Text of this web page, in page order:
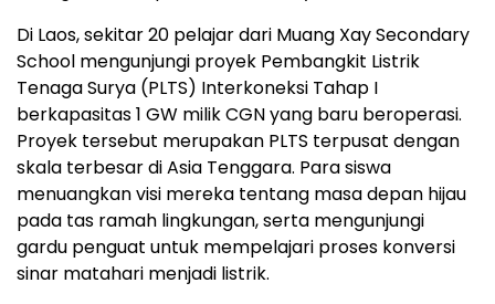
Di Laos, sekitar 20 pelajar dari Muang Xay Secondary
School mengunjungi proyek Pembangkit Listrik
Tenaga Surya (PLTS) Interkoneksi Tahap I
berkapasitas 1 GW milik CGN yang baru beroperasi.
Proyek tersebut merupakan PLTS terpusat dengan
skala terbesar di Asia Tenggara. Para siswa
menuangkan visi mereka tentang masa depan hijau
pada tas ramah lingkungan, serta mengunjungi
gardu penguat untuk mempelajari proses konversi
sinar matahari menjadi listrik.